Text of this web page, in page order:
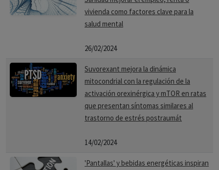
vivienda como factores clave para la
salud mental
26/02/2024
Suvorexant mejora la dinámica
mitocondrial con la regulación de la
activación orexinérgica y mTOR en ratas
que presentan síntomas similares al
trastorno de estrés postraumát
14/02/2024
'Pantallas' y bebidas energéticas inspiran